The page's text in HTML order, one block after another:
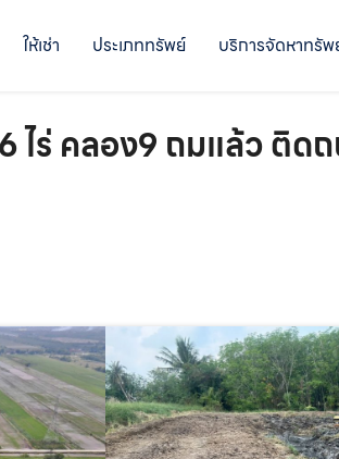
ให้เช่า ประเภททรัพย์ บริการจัดหาทรัพ
ไร่ คลอง9 ถมแล้ว ติด